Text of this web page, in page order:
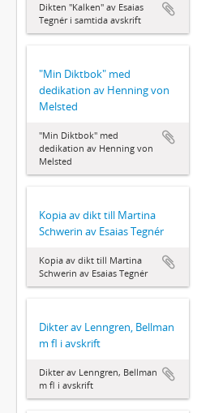
Dikten "Kalken" av Esaias
Tegnér i samtida avskrift
"Min Diktbok" med
dedikation av Henning von
Melsted
"Min Diktbok" med
dedikation av Henning von
Melsted
Kopia av dikt till Martina
Schwerin av Esaias Tegnér
Kopia av dikt till Martina
Schwerin av Esaias Tegnér
Dikter av Lenngren, Bellman
m fl i avskrift
Dikter av Lenngren, Bellman
m fl i avskrift